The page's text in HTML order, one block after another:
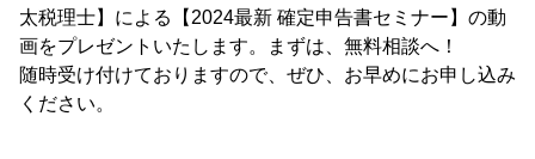
太税理士】による【2024最新 確定申告書セミナー】の動
画をプレゼントいたします。まずは、無料相談へ！
随時受け付けておりますので、ぜひ、お早めにお申し込み
ください。